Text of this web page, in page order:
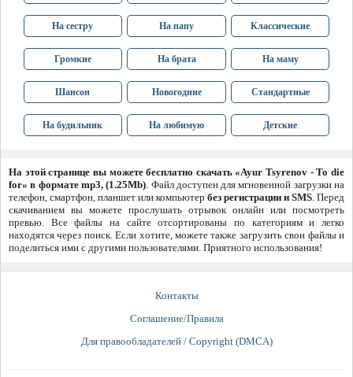
На сестру На папу Классические
Громкие На брата На маму
Шансон Новогодние Стандартные
На будильник На любимую Детские
На этой странице вы можете бесплатно скачать «Ayur Tsyrenov - To die
for» в формате mp3, (1.25Mb). Файл доступен для мгновенной загрузки на
телефон, смартфон, планшет или компьютер без регистрации и SMS. Перед
скачиванием вы можете прослушать отрывок онлайн или посмотреть
превью. Все файлы на сайте отсортированы по категориям и легко
находятся через поиск. Если хотите, можете также загрузить свои файлы и
поделиться ими с другими пользователями. Приятного использования!
Контакты
Соглашение/Правила
Для правообладателей / Copyright (DMCA)